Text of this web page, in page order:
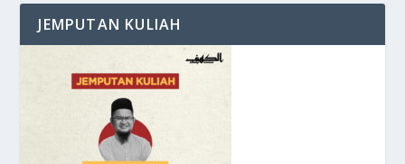
JEMPUTAN KULIAH